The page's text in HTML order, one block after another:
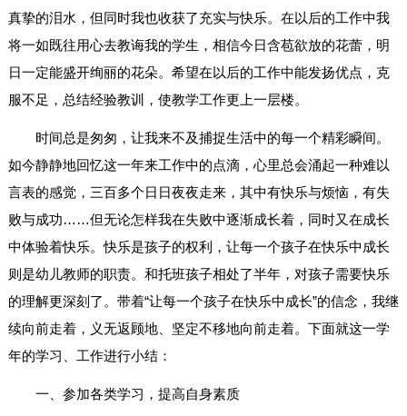
真挚的泪水，但同时我也收获了充实与快乐。在以后的工作中我
将一如既往用心去教诲我的学生，相信今日含苞欲放的花蕾，明
日一定能盛开绚丽的花朵。希望在以后的工作中能发扬优点，克
服不足，总结经验教训，使教学工作更上一层楼。
时间总是匆匆，让我来不及捕捉生活中的每一个精彩瞬间。
如今静静地回忆这一年来工作中的点滴，心里总会涌起一种难以
言表的感觉，三百多个日日夜夜走来，其中有快乐与烦恼，有失
败与成功……但无论怎样我在失败中逐渐成长着，同时又在成长
中体验着快乐。快乐是孩子的权利，让每一个孩子在快乐中成长
则是幼儿教师的职责。和托班孩子相处了半年，对孩子需要快乐
的理解更深刻了。带着“让每一个孩子在快乐中成长”的信念，我继
续向前走着，义无返顾地、坚定不移地向前走着。下面就这一学
年的学习、工作进行小结：
一、参加各类学习，提高自身素质